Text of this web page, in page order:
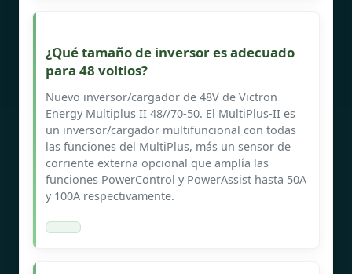
¿Qué tamaño de inversor es adecuado
para 48 voltios?
Nuevo inversor/cargador de 48V de Victron
Energy Multiplus II 48//70-50. El MultiPlus-II es
un inversor/cargador multifuncional con todas
las funciones del MultiPlus, más un sensor de
corriente externa opcional que amplía las
funciones PowerControl y PowerAssist hasta 50A
y 100A respectivamente.